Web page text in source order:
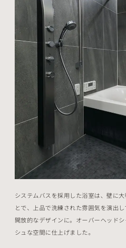
システムバスを採用した浴室は、壁に
とで、上品で洗練された雰囲気を演出
開放的なデザインに。オーバーヘッド
シュな空間に仕上げました。